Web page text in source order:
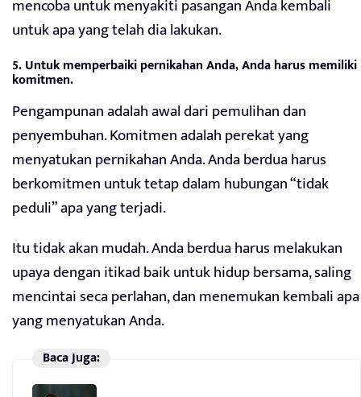
mencoba untuk menyakiti pasangan Anda kembali
untuk apa yang telah dia lakukan.
5. Untuk memperbaiki pernikahan Anda, Anda harus memiliki
komitmen.
Pengampunan adalah awal dari pemulihan dan
penyembuhan. Komitmen adalah perekat yang
menyatukan pernikahan Anda. Anda berdua harus
berkomitmen untuk tetap dalam hubungan “tidak
peduli” apa yang terjadi.
Itu tidak akan mudah. Anda berdua harus melakukan
upaya dengan itikad baik untuk hidup bersama, saling
mencintai seca perlahan, dan menemukan kembali apa
yang menyatukan Anda.
Baca Juga: